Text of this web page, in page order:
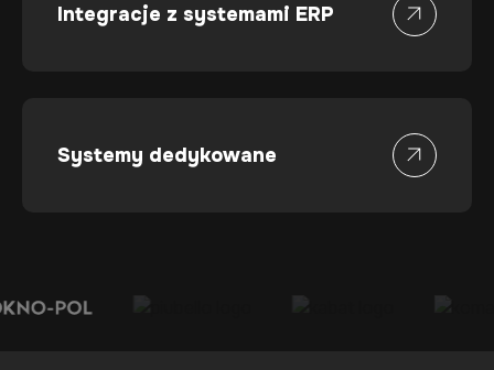
Integracje z systemami ERP
Systemy dedykowane